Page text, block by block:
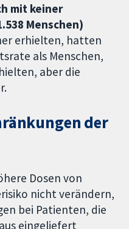
mit keiner
Menschen)
erhielten, hatten
als Menschen,
aber die
der
Dosen von
nicht verändern,
bei Patienten, die
eingeliefert